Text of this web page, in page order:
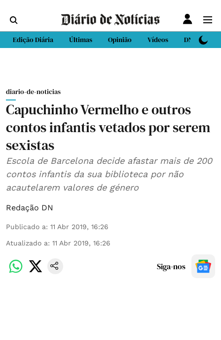
Edição Diária Últimas Opinião Vídeos DN Sport
diario-de-noticias
Capuchinho Vermelho e outros
contos infantis vetados por serem
sexistas
Escola de Barcelona decide afastar mais de 200
contos infantis da sua biblioteca por não
acautelarem valores de género
Redação DN
Publicado a: 11 Abr 2019, 16:26
Atualizado a: 11 Abr 2019, 16:26
Siga-nos